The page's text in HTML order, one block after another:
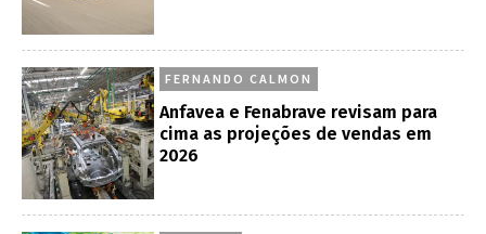
FERNANDO CALMON
Anfavea e Fenabrave revisam para
cima as projeções de vendas em
2026